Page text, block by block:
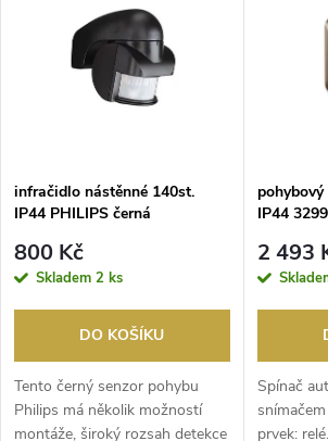
p
r
o
d
u
Nejprodávanější
Abecedně
s
p
r
d
infračidlo nástěnné 140st.
IP44 PHILIPS černá
800 Kč
Skladem 2 ks
DO KOŠÍKU
Tento černý senzor pohybu
Philips má několik možností
montáže, široký rozsah detekce
IP44
2 493
Spínač
prvek: